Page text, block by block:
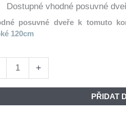
Dostupné vhodné posuvné
posuvné dveře k tomuto
120cm
+
PŘIDAT